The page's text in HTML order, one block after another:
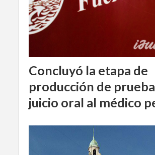
Concluyó la etapa de
producción de
juicio oral al médico